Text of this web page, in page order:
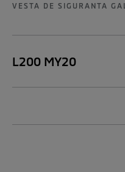
VESTA DE SIGURANTA
L200 MY20